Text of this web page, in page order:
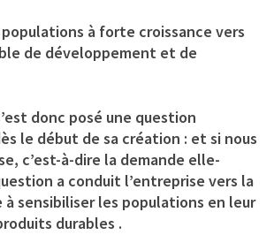
à forte croissance vers
de développement et de
donc posé une question
le début de sa création : et si nous
c’est-à-dire la demande elle-
a conduit l’entreprise vers la
à sensibiliser les populations en leur
durables .